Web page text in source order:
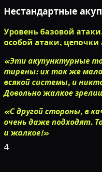
Нестандартные
Уровеньбазовой атаки
особой атаки, цепочки
«Эти акупунктурные
тирены: их так же
всякой системы, и
Довольно жалкое
«С другой стороны, в
очень даже подходят.
и жалкое!»
4